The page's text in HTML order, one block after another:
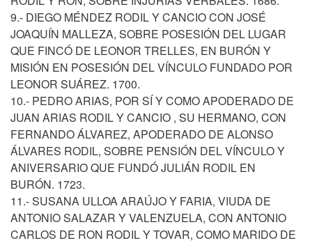
9.- DIEGO MÉNDEZ RODIL Y CANCIO CON JOSÉ
JOAQUÍN MALLEZA, SOBRE POSESIÓN DEL LUGAR
QUE FINCÓ DE LEONOR TRELLES, EN BURÓN Y
MISIÓN EN POSESIÓN DEL VÍNCULO FUNDADO POR
LEONOR SUÁREZ. 1700.
10.- PEDRO ARIAS, POR SÍ Y COMO APODERADO DE
JUAN ARIAS RODIL Y CANCIO , SU HERMANO, CON
FERNANDO ÁLVAREZ, APODERADO DE ALONSO
ÁLVARES RODIL, SOBRE PENSIÓN DEL VÍNCULO Y
ANIVERSARIO QUE FUNDÓ JULIÁN RODIL EN
BURÓN. 1723.
11.- SUSANA ULLOA ARAÚJO Y FARIA, VIUDA DE
ANTONIO SALAZAR Y VALENZUELA, CON ANTONIO
CARLOS DE RON RODIL Y TOVAR, COMO MARIDO DE